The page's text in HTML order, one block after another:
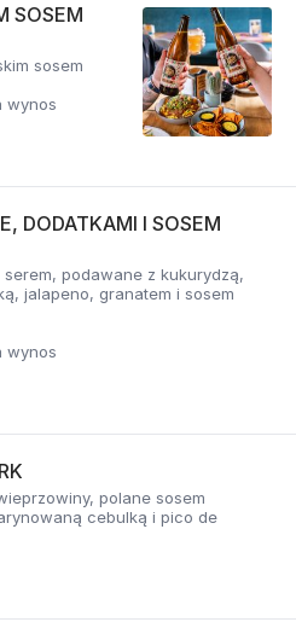
SOSEM
sosem
wynos
DODATKAMI I SOSEM
podawane z kukurydzą,
jalapeno, granatem i sosem
wynos
polane sosem
cebulką i pico de